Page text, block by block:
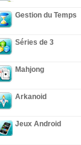
Gestion du Temps
Séries de 3
Mahjong
Arkanoid
Jeux Android